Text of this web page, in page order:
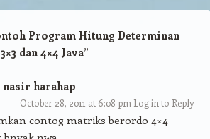
Program Hitung Determinan
dan 4×4 Java”
harahap
October 28, 2011 at 6:08 pm Log in to Reply
contog matriks berordo 4×4